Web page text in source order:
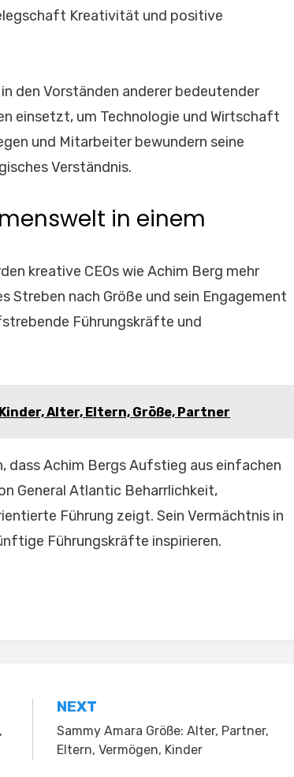
Kreativität und positive
den Vorständen anderer bedeutender
einsetzt, um Technologie und Wirtschaft
und Mitarbeiter bewundern seine
Verständnis.
in einem
kreative CEOs wie Achim Berg mehr
Streben nach Größe und sein Engagement
Führungskräfte und
Alter, Eltern, Größe, Partner
dass Achim Bergs Aufstieg aus einfachen
General Atlantic Beharrlichkeit,
Führung zeigt. Sein Vermächtnis in
Führungskräfte inspirieren.
NEXT
Sammy Amara Größe: Alter, Partner,
Eltern, Vermögen, Kinder